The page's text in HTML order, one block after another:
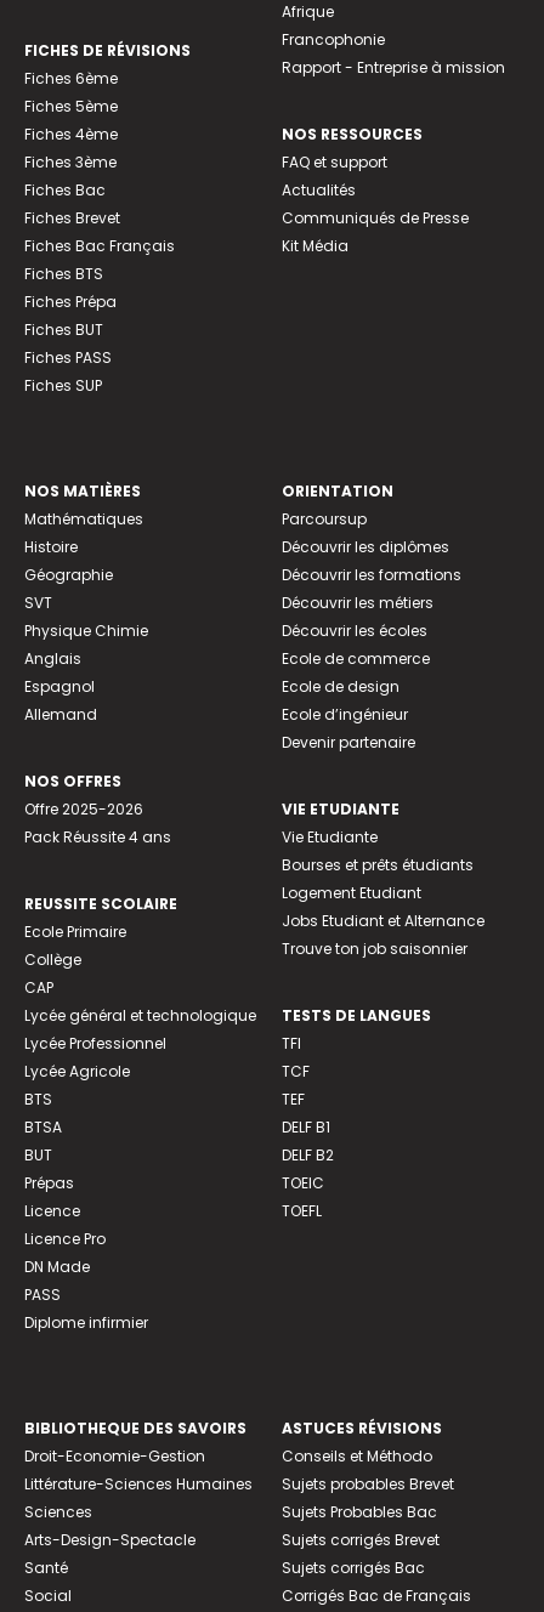
FICHES DE RÉVISIONS
Fiches 6ème
Fiches 5ème
Fiches 4ème
Fiches 3ème
Fiches Bac
Fiches Brevet
Fiches Bac Français
Fiches BTS
Fiches Prépa
Fiches BUT
Fiches PASS
Fiches SUP
Afrique
Francophonie
Rapport - Entreprise à mission
NOS RESSOURCES
FAQ et support
Actualités
Communiqués de Presse
Kit Média
NOS MATIÈRES
Mathématiques
Histoire
Géographie
SVT
Physique Chimie
Anglais
Espagnol
Allemand
NOS OFFRES
Offre 2025-2026
Pack Réussite 4 ans
REUSSITE SCOLAIRE
Ecole Primaire
Collège
CAP
Lycée général et technologique
Lycée Professionnel
Lycée Agricole
BTS
BTSA
BUT
Prépas
Licence
Licence Pro
DN Made
PASS
Diplome infirmier
ORIENTATION
Parcoursup
Découvrir les diplômes
Découvrir les formations
Découvrir les métiers
Découvrir les écoles
Ecole de commerce
Ecole de design
Ecole d’ingénieur
Devenir partenaire
VIE ETUDIANTE
Vie Etudiante
Bourses et prêts étudiants
Logement Etudiant
Jobs Etudiant et Alternance
Trouve ton job saisonnier
TESTS DE LANGUES
TFI
TCF
TEF
DELF B1
DELF B2
TOEIC
TOEFL
BIBLIOTHEQUE DES SAVOIRS
Droit-Economie-Gestion
Littérature-Sciences Humaines
Sciences
Arts-Design-Spectacle
Santé
Social
ASTUCES RÉVISIONS
Conseils et Méthodo
Sujets probables Brevet
Sujets Probables Bac
Sujets corrigés Brevet
Sujets corrigés Bac
Corrigés Bac de Français